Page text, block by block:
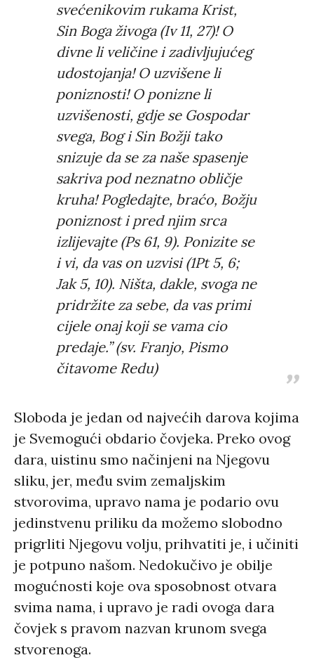
svećenikovim rukama Krist,
Sin Boga živoga (Iv 11, 27)! O
divne li veličine i zadivljujućeg
udostojanja! O uzvišene li
poniznosti! O ponizne li
uzvišenosti, gdje se Gospodar
svega, Bog i Sin Božji tako
snizuje da se za naše spasenje
sakriva pod neznatno obličje
kruha! Pogledajte, braćo, Božju
poniznost i pred njim srca
izlijevajte (Ps 61, 9). Ponizite se
i vi, da vas on uzvisi (1Pt 5, 6;
Jak 5, 10). Ništa, dakle, svoga ne
pridržite za sebe, da vas primi
cijele onaj koji se vama cio
predaje.” (sv. Franjo, Pismo
čitavome Redu)
Sloboda je jedan od najvećih darova kojima
je Svemogući obdario čovjeka. Preko ovog
dara, uistinu smo načinjeni na Njegovu
sliku, jer, među svim zemaljskim
stvorovima, upravo nama je podario ovu
jedinstvenu priliku da možemo slobodno
prigrliti Njegovu volju, prihvatiti je, i učiniti
je potpuno našom. Nedokučivo je obilje
mogućnosti koje ova sposobnost otvara
svima nama, i upravo je radi ovoga dara
čovjek s pravom nazvan krunom svega
stvorenoga.